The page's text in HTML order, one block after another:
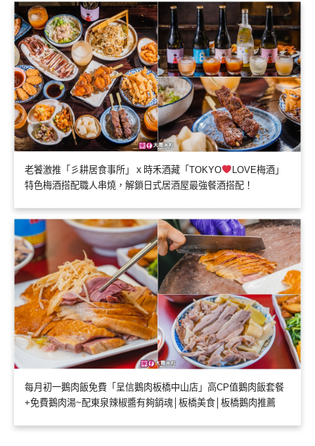
老饕激推「彡耕居食事所」ｘ時禾酒藏「TOKYO
LOVE梅酒」
特色梅酒搭配職人串燒，解鎖日式居酒屋最強餐酒搭配！
每月初一鵝肉飯免費「呈信鵝肉板橋中山店」高CP值鵝肉飯套餐
+免費鵝肉湯~配東泉辣椒醬有夠銷魂│板橋美食│板橋鵝肉推薦